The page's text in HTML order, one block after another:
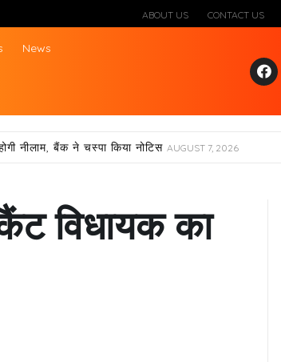
ABOUT US CONTACT US
News
Fac
ebo
नीलाम, बैंक ने चस्पा किया नोटिस AUGUST 7, 2026
विधायक का